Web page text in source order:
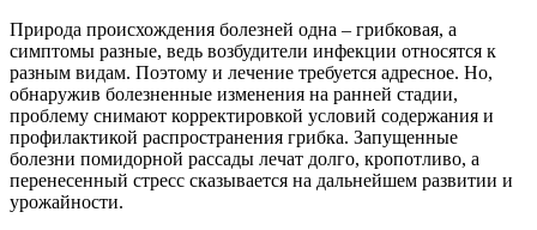
Природа происхождения болезней одна – грибковая, а
симптомы разные, ведь возбудители инфекции относятся к
разным видам. Поэтому и лечение требуется адресное. Но,
обнаружив болезненные изменения на ранней стадии,
проблему снимают корректировкой условий содержания и
профилактикой распространения грибка. Запущенные
болезни помидорной рассады лечат долго, кропотливо, а
перенесенный стресс сказывается на дальнейшем развитии и
урожайности.